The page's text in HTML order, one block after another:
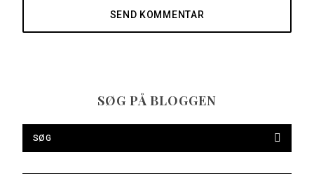
SØG PÅ BLOGGEN